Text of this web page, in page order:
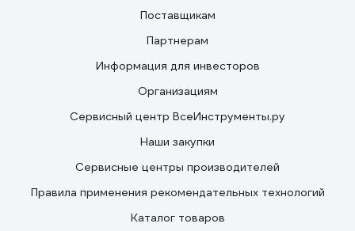
Поставщикам
Партнерам
Информация для инвесторов
Организациям
Сервисный центр ВсеИнструменты.ру
Наши закупки
Сервисные центры производителей
Правила применения рекомендательных технологий
Каталог товаров